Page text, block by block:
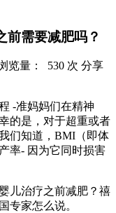
前需要减肥吗？
览量： 530 次 分享
-准妈妈们在精神
的是，对于超重或者
们知道，BMI（即体
率- 因为它同时损害
儿治疗之前减肥？禧
专家怎么说。